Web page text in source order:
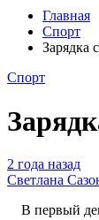
Главная
Спорт
Зарядка
Спорт
2 года назад
Светлана
В первый